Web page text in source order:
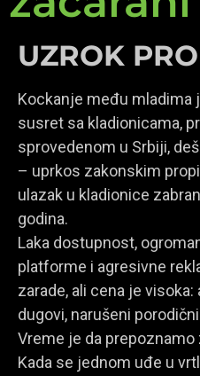
UZROK
Kockanje među mladima
susret sa kladionicama,
sprovedenom u Srbiji,
– uprkos zakonskim
ulazak u kladionice
godina.
Laka dostupnost,
platforme i agresivne
zarade, ali cena je
dugovi, narušeni
Vreme je da
Kada se jednom uđe u